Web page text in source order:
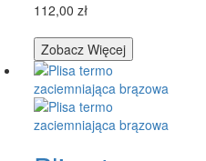
112,00 zł
Zobacz Więcej